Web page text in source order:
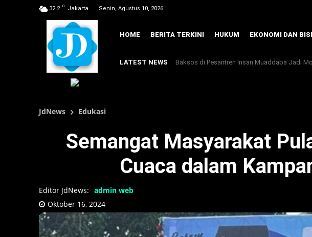
32.2 C Jakarta Senin, Agustus 10, 2026
HOME BERITA TERKINI HUKUM EKONOMI DAN
LATEST NEWS Baksos di Pesantren Insan Muaddaba Jadi
JdNews Edukasi
Semangat Masyarakat
Cuaca dalam
Editor JdNews: admin web
Oktober 16, 2024